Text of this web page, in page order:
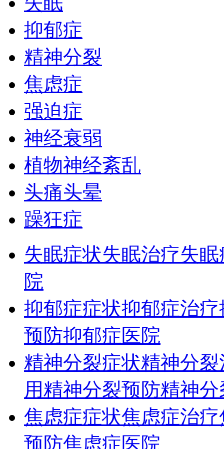
抑郁症
精神分裂
焦虑症
强迫症
神经衰弱
植物神经紊乱
头痛头晕
躁狂症
失眠症状失眠治疗失
院
抑郁症症状抑郁症治疗
预防抑郁症医院
精神分裂症状精神分裂
用精神分裂预防精神
焦虑症症状焦虑症治疗
预防焦虑症医院